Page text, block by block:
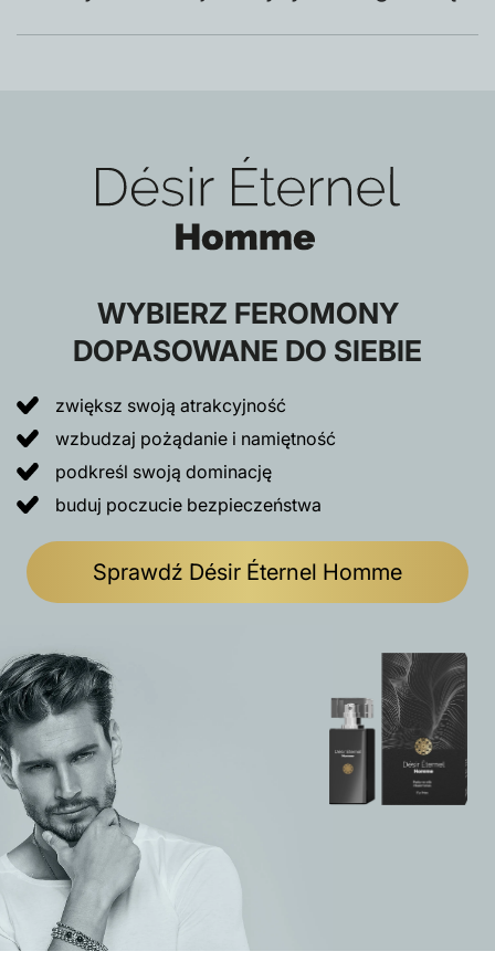
WYBIERZ FEROMONY
DOPASOWANE DO SIEBIE
zwiększ swoją atrakcyjność
wzbudzaj pożądanie i namiętność
podkreśl swoją dominację
buduj poczucie bezpieczeństwa
Sprawdź Désir Éternel Homme